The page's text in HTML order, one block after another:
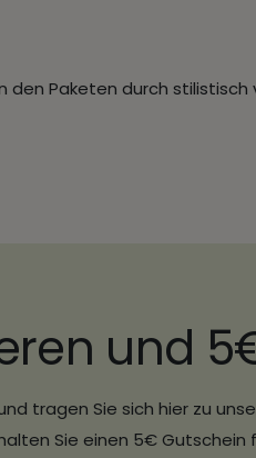
den Paketen durch
und
tragen Sie sich hier zu
Sie einen 5€ Gutschein